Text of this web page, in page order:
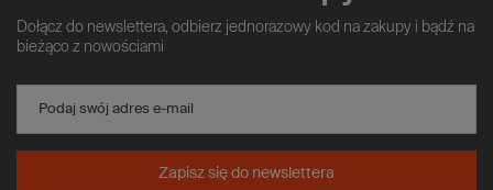
Dołącz do newslettera, odbierz jednorazowy kod na zakupy i bądź na
bieżąco z nowościami
Podaj swój adres e-mail
Zapisz się do newslettera